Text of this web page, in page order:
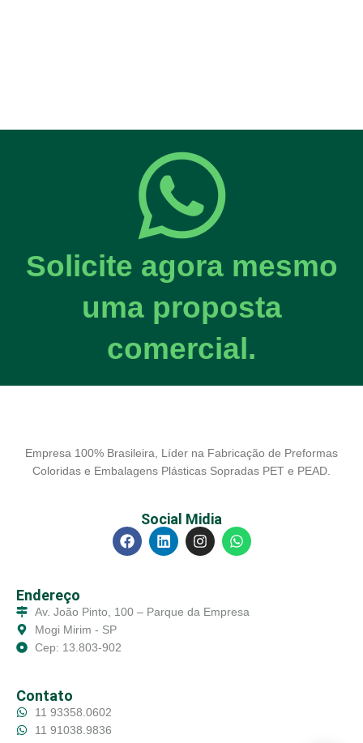
Solicite agora mesmo
uma proposta
comercial.
Empresa 100% Brasileira, Líder na Fabricação de Preformas
Coloridas e Embalagens Plásticas Sopradas PET e PEAD.
Social Midia
Endereço
Av. João Pinto, 100 – Parque da Empresa
Mogi Mirim - SP
Cep: 13.803-902
Contato
11 93358.0602
11 91038.9836